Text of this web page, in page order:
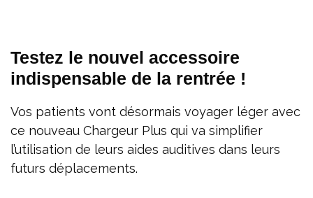
Testez le nouvel accessoire
indispensable de la rentrée !
Vos patients vont désormais voyager léger avec
ce nouveau Chargeur Plus qui va simplifier
l’utilisation de leurs aides auditives dans leurs
futurs déplacements.